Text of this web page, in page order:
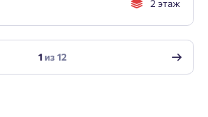
2 этаж
1из12